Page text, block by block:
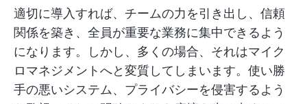
適切に導入すれば、チームの力を引き出し、信頼
関係を築き、全員が重要な業務に集中できるよう
になります。しかし、多くの場合、それはマイク
ロマネジメントへと変質してしまいます。使い勝
手の悪いシステム、プライバシーを侵害するよう